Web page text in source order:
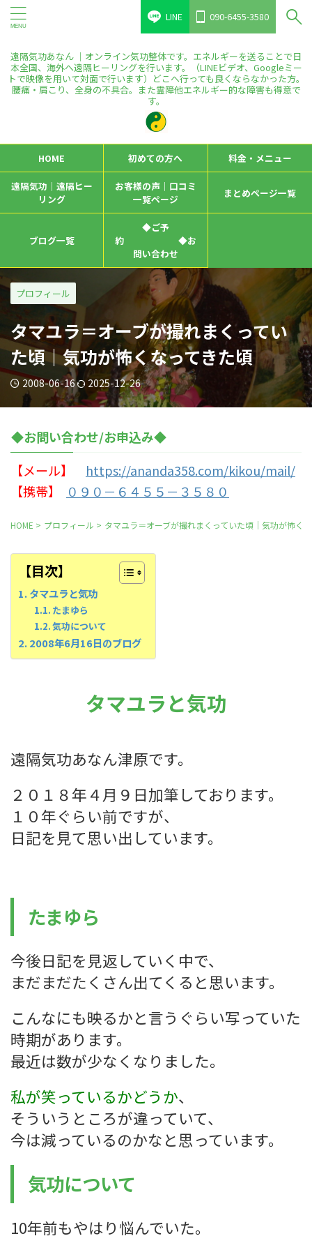
LINE 090-6455-3580
遠隔気功あなん ｜オンライン気功整体です。エネルギーを送ることで日
本全国、海外へ遠隔ヒーリングを行います。（LINEビデオ、Googleミー
トで映像を用いて対面で行います）どこへ行っても良くならなかった方。
腰痛・肩こり、全身の不具合。また霊障他エネルギー的な障害も得意で
す。
HOME 初めての方へ 料金・メニュー
遠隔気功｜遠隔ヒー
リング
お客様の声｜口コミ
一覧ページ
まとめページ一覧
ブログ一覧
◆ご予
約 ◆お
問い合わせ
プロフィール
タマユラ＝オーブが撮れまくってい
た頃｜気功が怖くなってきた頃
2008-06-16 2025-12-26
◆お問い合わせ/お申込み◆
【メール】
https://ananda358.com/kikou/mail/
【携帯】
０９０－６４５５－３５８０
HOME > プロフィール > タマユラ＝オーブが撮れまくっていた頃｜気功が怖く
【目次】
タマユラと気功
たまゆら
気功について
2008年6月16日のブログ
タマユラと気功
遠隔気功あなん津原です。
２０１８年４月９日加筆しております。
１０年ぐらい前ですが、
日記を見て思い出しています。
たまゆら
今後日記を見返していく中で、
まだまだたくさん出てくると思います。
こんなにも映るかと言うぐらい写っていた
時期があります。
最近は数が少なくなりました。
私が笑っているかどうか、
そういうところが違っていて、
今は減っているのかなと思っています。
気功について
10年前もやはり悩んでいた。